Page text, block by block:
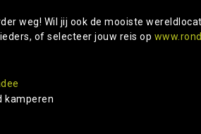
weg! Wil jij ook de mooiste
of selecteer jouw reis op
kamperen